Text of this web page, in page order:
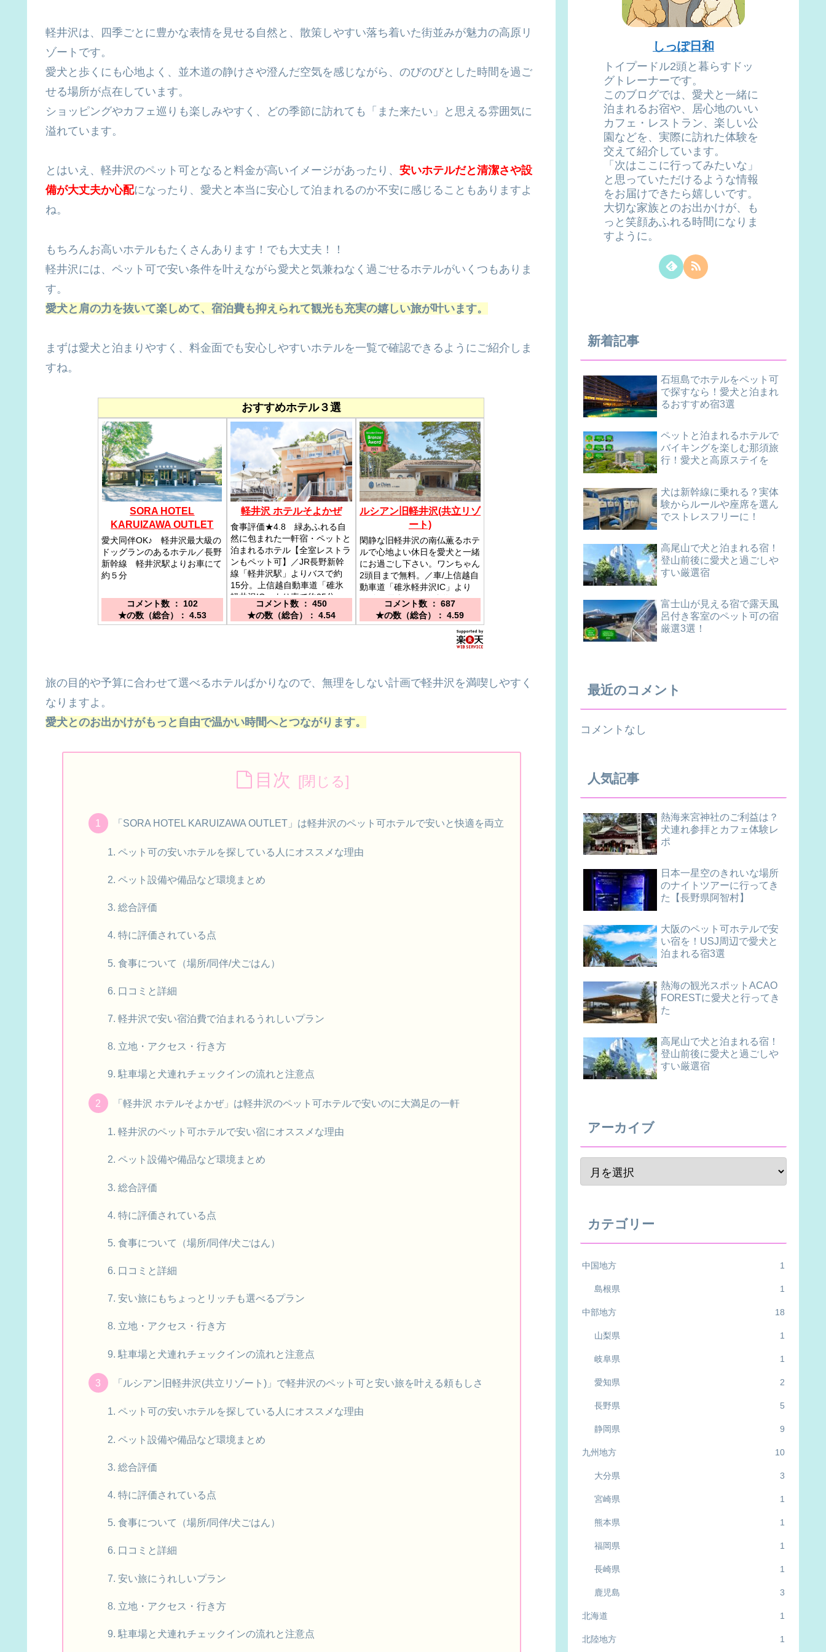
軽井沢は、四季ごとに豊かな表情を見せる自然と、散策しやすい落ち着いた街並みが魅力の高原リ
ゾートです。
愛犬と歩くにも心地よく、並木道の静けさや澄んだ空気を感じながら、のびのびとした時間を過ご
せる場所が点在しています。
ショッピングやカフェ巡りも楽しみやすく、どの季節に訪れても「また来たい」と思える雰囲気に
溢れています。
とはいえ、軽井沢のペット可となると料金が高いイメージがあったり、 安いホテルだと清潔さや設
備が大丈夫か心配になったり、愛犬と本当に安心して泊まれるのか不安に感じることもありますよ
ね。
もちろんお高いホテルもたくさんあります！でも大丈夫！！
軽井沢には、ペット可で安い条件を叶えながら愛犬と気兼ねなく過ごせるホテルがいくつもありま
す。
愛犬と肩の力を抜いて楽しめて、宿泊費も抑えられて観光も充実の嬉しい旅が叶います。
まずは愛犬と泊まりやすく、料金面でも安心しやすいホテルを一覧で確認できるようにご紹介しま
すね。
おすすめホテル３選
SORA HOTEL
KARUIZAWA OUTLET
愛犬同伴OK♪ 軽井沢最大級の
ドッグランのあるホテル／長野
新幹線 軽井沢駅よりお車にて
約５分
コメント数 ： 102
★の数（総合）： 4.53
軽井沢 ホテルそよかぜ
食事評価★4.8 緑あふれる自
然に包まれた一軒宿・ペットと
泊まれるホテル【全室レストラ
ンもペット可】／JR長野新幹
線「軽井沢駅」よりバスで約
15分。上信越自動車道「碓氷
軽井沢IC」より車で約25分。
コメント数 ： 450
★の数（総合）： 4.54
ルシアン旧軽井沢(共立リゾ
ート)
閑静な旧軽井沢の南仏薫るホテ
ルで心地よい休日を愛犬と一緒
にお過ごし下さい。ワンちゃん
2頭目まで無料。／車/上信越自
動車道「碓氷軽井沢IC」より
20分 電車/しなの鉄道線また
は北陸新幹線のJR軽井沢駅下
車徒歩15分
コメント数 ： 687
★の数（総合）： 4.59
旅の目的や予算に合わせて選べるホテルばかりなので、無理をしない計画で軽井沢を満喫しやすく
なりますよ。
愛犬とのお出かけがもっと自由で温かい時間へとつながります。
目次
「SORA HOTEL KARUIZAWA OUTLET」は軽井沢のペット可ホテルで安いと快適を両立
ペット可の安いホテルを探している人にオススメな理由
ペット設備や備品など環境まとめ
総合評価
特に評価されている点
食事について（場所/同伴/犬ごはん）
口コミと詳細
軽井沢で安い宿泊費で泊まれるうれしいプラン
立地・アクセス・行き方
駐車場と犬連れチェックインの流れと注意点
「軽井沢 ホテルそよかぜ」は軽井沢のペット可ホテルで安いのに大満足の一軒
軽井沢のペット可ホテルで安い宿にオススメな理由
ペット設備や備品など環境まとめ
総合評価
特に評価されている点
食事について（場所/同伴/犬ごはん）
口コミと詳細
安い旅にもちょっとリッチも選べるプラン
立地・アクセス・行き方
駐車場と犬連れチェックインの流れと注意点
「ルシアン旧軽井沢(共立リゾート)」で軽井沢のペット可と安い旅を叶える頼もしさ
ペット可の安いホテルを探している人にオススメな理由
ペット設備や備品など環境まとめ
総合評価
特に評価されている点
食事について（場所/同伴/犬ごはん）
口コミと詳細
安い旅にうれしいプラン
立地・アクセス・行き方
駐車場と犬連れチェックインの流れと注意点
しっぽ日和
トイプードル2頭と暮らすドッ
グトレーナーです。
このブログでは、愛犬と一緒に
泊まれるお宿や、居心地のいい
カフェ・レストラン、楽しい公
園などを、実際に訪れた体験を
交えて紹介しています。
「次はここに行ってみたいな」
と思っていただけるような情報
をお届けできたら嬉しいです。
大切な家族とのお出かけが、も
っと笑顔あふれる時間になりま
すように。
新着記事
石垣島でホテルをペット可
で探すなら！愛犬と泊まれ
るおすすめ宿3選
ペットと泊まれるホテルで
バイキングを楽しむ那須旅
行！愛犬と高原ステイを
犬は新幹線に乗れる？実体
験からルールや座席を選ん
でストレスフリーに！
高尾山で犬と泊まれる宿！
登山前後に愛犬と過ごしや
すい厳選宿
富士山が見える宿で露天風
呂付き客室のペット可の宿
厳選3選！
最近のコメント
コメントなし
人気記事
熱海来宮神社のご利益は？
犬連れ参拝とカフェ体験レ
ポ
日本一星空のきれいな場所
のナイトツアーに行ってき
た【長野県阿智村】
大阪のペット可ホテルで安
い宿を！USJ周辺で愛犬と
泊まれる宿3選
熱海の観光スポットACAO
FORESTに愛犬と行ってき
た
高尾山で犬と泊まれる宿！
登山前後に愛犬と過ごしや
すい厳選宿
アーカイブ
カテゴリー
中国地方 1
島根県 1
中部地方 18
山梨県 1
岐阜県 1
愛知県 2
長野県 5
静岡県 9
九州地方 10
大分県 3
宮崎県 1
熊本県 1
福岡県 1
長崎県 1
鹿児島 3
北海道 1
北陸地方 1